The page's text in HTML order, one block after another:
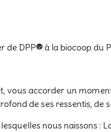
de DPP®à la biocoop du
accorder un
de ses ressentis, de
nous naissons :